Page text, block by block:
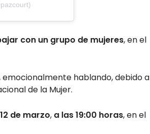
con un grupo de mujeres, en el
hablando, debido a
de la Mujer.
de marzo, a las 19:00 horas, en el